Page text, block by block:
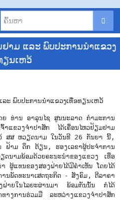
າມ ແລະ ພົບປະການນຳແຂວງ
ຽນເຫວ້
ຍ ທ່ານ ອາລຸນໄຊ ສູນນະລາດ ກຳມະການ
ແຂວງຈຳປາສັກ ໄດ້ເຄື່ອນໄຫວຢ້ຽມຢາມ
ວ້ ສສ ຫວຽດນາມ ໃນວັນທີ 26 ກັນຍາ ນີ້,
ຟ້າມ ດຶກ ຕ້ຽນ, ຮອງເລຂາຜູ້ປະຈໍາການ
ນາມພ້ອມດ້ວຍຄະນະນຳຂອງແຂວງ ເທື່ອ
ແທນຂອງສອງຝ່າຍໄດ້ມີຄຳເຫັນ ໂດຍໄດ້
ານພັດທະນາເສດຖະກິດ - ສັງຄົມ, ຕີລາຄາ
າຍໃນໄລຍະຜ່ານມາ ພ້ອມກັນນັ້ນ ກໍໄດ້
າງການຮ່ວມມື ລະຫວ່າງແຂວງຈຳປາສັກ